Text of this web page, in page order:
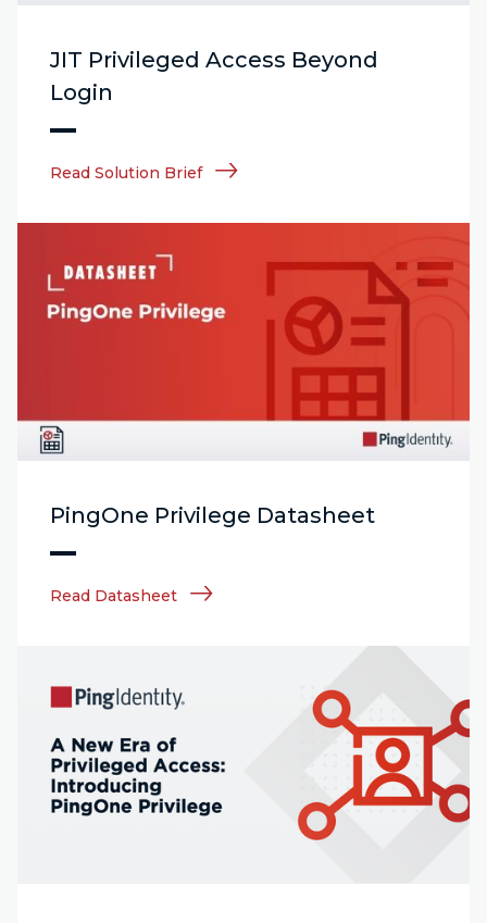
JIT Privileged Access Beyond
Login
Read Solution Brief
PingOne Privilege Datasheet
Read Datasheet